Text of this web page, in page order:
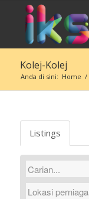
Kolej-Kolej
Anda di sini: Home /
Listings